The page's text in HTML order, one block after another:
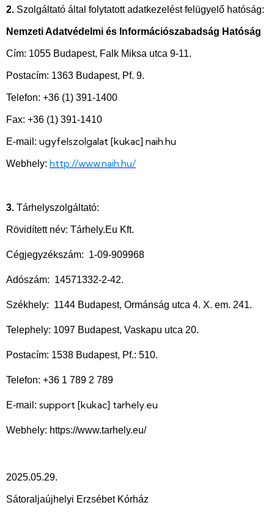
2. Szolgáltató által folytatott adatkezelést felügyelő hatóság:
Nemzeti Adatvédelmi és Információszabadság Hatóság
Cím: 1055 Budapest, Falk Miksa utca 9-11.
Postacím: 1363 Budapest, Pf. 9.
Telefon: +36 (1) 391-1400
Fax: +36 (1) 391-1410
E-mail: ugyfelszolgalat [kukac] naih.hu
Webhely: http://www.naih.hu/
3. Tárhelyszolgáltató:
Rövidített név: Tárhely.Eu Kft.
Cégjegyzékszám: 1-09-909968
Adószám: 14571332-2-42.
Székhely: 1144 Budapest, Ormánság utca 4. X. em. 241.
Telephely: 1097 Budapest, Vaskapu utca 20.
Postacím: 1538 Budapest, Pf.: 510.
Telefon: +36 1 789 2 789
E-mail: support [kukac] tarhely.eu
Webhely: https://www.tarhely.eu/
2025.05.29.
Sátoraljaújhelyi Erzsébet Kórház